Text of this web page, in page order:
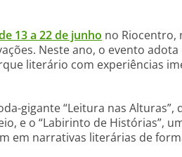
13 a 22 de junho no Riocentro,
Neste ano, o evento
literário com experiências
gigante “Leitura nas Alturas”,
e o “Labirinto de Histórias”,
em narrativas literárias de